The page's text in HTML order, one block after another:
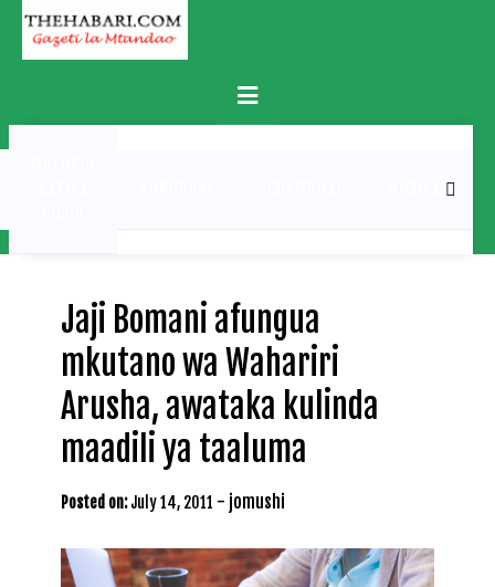
Skip
content
Primary
Menu
MICHEZO
Jaji Bomani afungua
mkutano wa Wahariri
Arusha, awataka kulinda
maadili ya taaluma
Posted on: July 14, 2011 - jomushi